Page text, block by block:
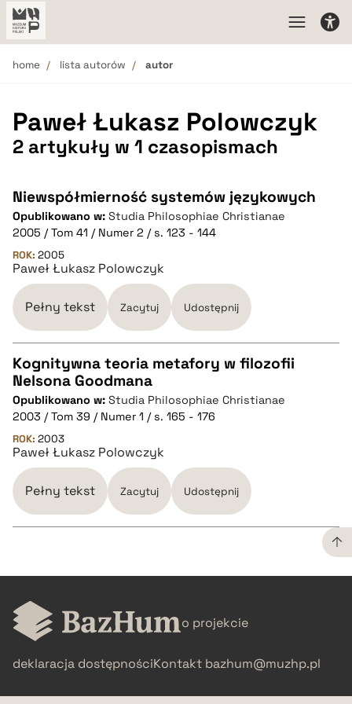
home lista autorów autor
Paweł Łukasz Polowczyk
2 artykuły w 1 czasopismach
Niewspółmierność systemów językowych
Opublikowano w: Studia Philosophiae Christianae
2005 / Tom 41 / Numer 2 / s. 123 - 144
ROK: 2005
Paweł Łukasz Polowczyk
Pełny tekst Zacytuj Udostępnij
CZYSTY TEKST
pobierz cytat
BIBTEX
pobierz cytat
Kognitywna teoria metafory w filozofii
Nelsona Goodmana
Opublikowano w: Studia Philosophiae Christianae
2003 / Tom 39 / Numer 1 / s. 165 - 176
ROK: 2003
Paweł Łukasz Polowczyk
Pełny tekst Zacytuj Udostępnij
CZYSTY TEKST
pobierz cytat
BIBTEX
o projekcie
deklaracja dostępnościKontakt bazhum@muzhp.pl